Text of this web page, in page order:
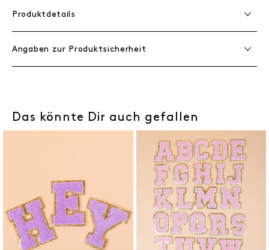
Produktdetails
Angaben zur Produktsicherheit
Das könnte Dir auch gefallen